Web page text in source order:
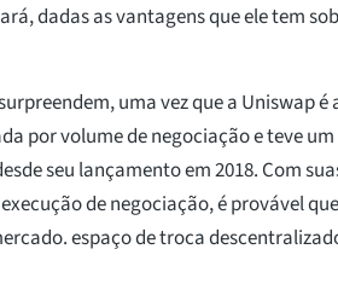
dadas as vantagens que ele tem
uma vez que a Uniswap é
por volume de negociação e teve
seu lançamento em 2018. Com
de negociação, é provável
espaço de troca